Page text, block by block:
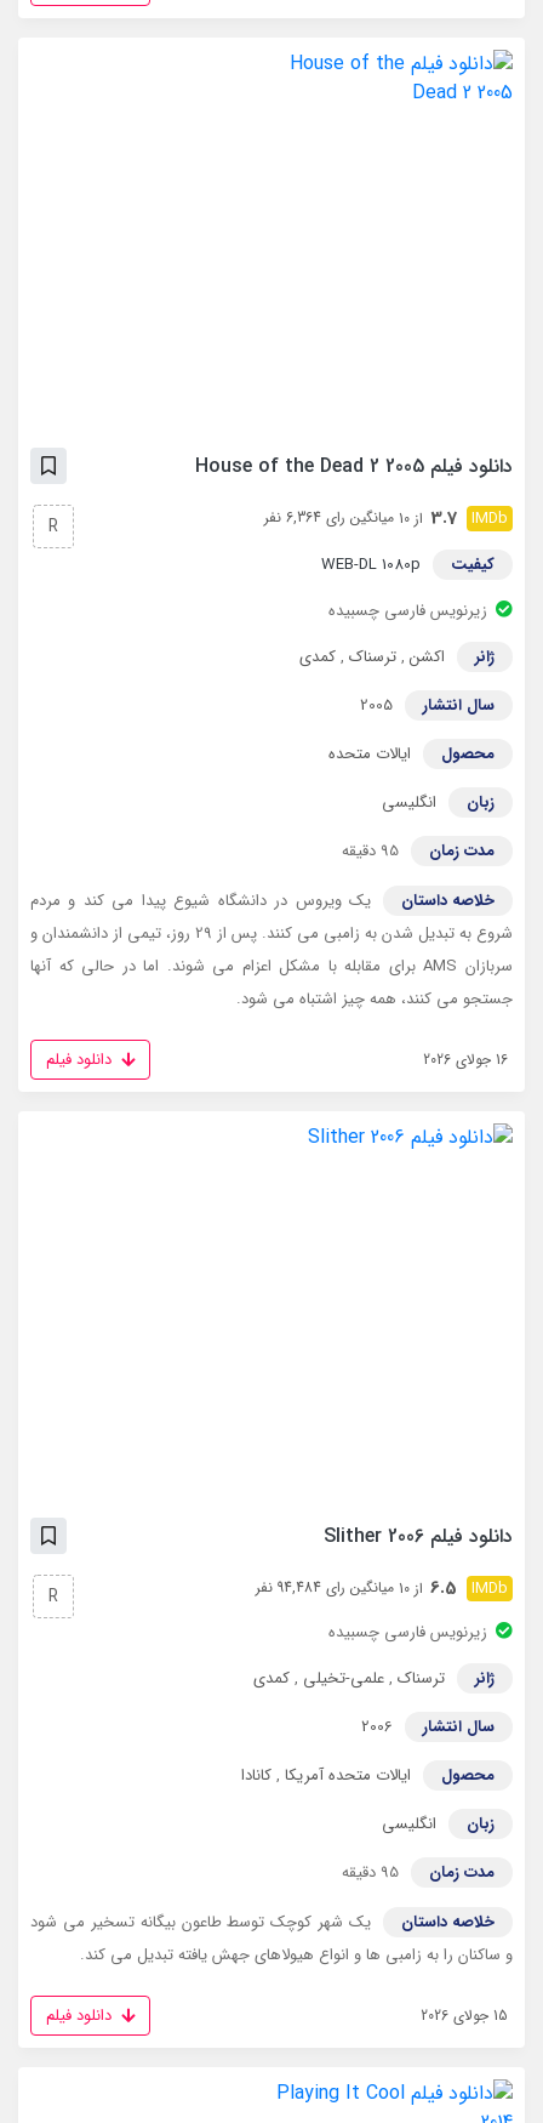
دانلود فیلم House of the Dead 2 2005
3.7 از 10 میانگین رای 6,364 نفر
کیفیت
WEB-DL 1080p
زیرنویس فارسی چسبیده
ژانر
اکشن ,ترسناک ,کمدی
سال انتشار
2005
محصول
ایالات متحده
زبان
انگلیسی
مدت زمان
95 دقیقه
خلاصه داستان
یک ویروس در دانشگاه شیوع پیدا می کند و مردم
شروع به تبدیل شدن به زامبی می کنند. پس از 29 روز، تیمی از دانشمندان و
سربازان AMS برای مقابله با مشکل اعزام می شوند. اما در حالی که آنها
جستجو می کنند، همه چیز اشتباه می شود.
R
16 جولای 2026 دانلود فیلم
دانلود فیلم Slither 2006
6.5 از 10 میانگین رای 94,484 نفر
زیرنویس فارسی چسبیده
ژانر
ترسناک ,علمی-تخیلی ,کمدی
سال انتشار
2006
محصول
ایالات متحده آمریکا ,کانادا
زبان
انگلیسی
مدت زمان
95 دقیقه
خلاصه داستان
یک شهر کوچک توسط طاعون بیگانه تسخیر می شود
و ساکنان را به زامبی ها و انواع هیولاهای جهش یافته تبدیل می کند.
R
15 جولای 2026 دانلود فیلم